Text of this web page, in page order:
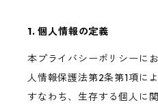
1. 個人情報の定義
本プライバシーポリシーに
人情報保護法第2条第1項に
すなわち、生存する個人に